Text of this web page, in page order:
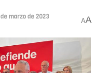
marzo de 2023
AA